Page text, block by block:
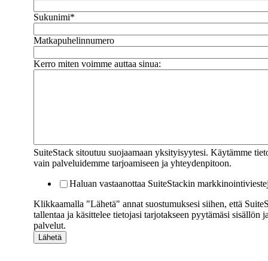
Sukunimi*
Matkapuhelinnumero
Kerro miten voimme auttaa sinua:
SuiteStack sitoutuu suojaamaan yksityisyytesi. Käytämme
vain palveluidemme tarjoamiseen ja yhteydenpitoon.
Haluan vastaanottaa SuiteStackin
Klikkaamalla "Lähetä" annat suostumuksesi siihen, että
tallentaa ja käsittelee tietojasi tarjotakseen pyytämäsi sisällön
palvelut.